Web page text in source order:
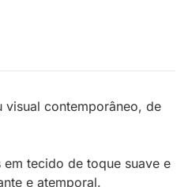
contemporâneo, de
tecido de toque suave e
e atemporal.